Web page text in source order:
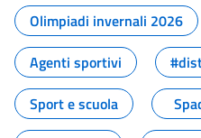
Olimpiadi invernali 2026
Agenti sportivi
Sport e scuola